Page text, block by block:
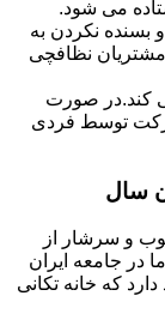
می شود.
بسنده نکردن به
مشتریان نظافچی
کند.در صورت
توسط فردی
سال
و سرشار از
در جامعه ایران
که خانه تکانی